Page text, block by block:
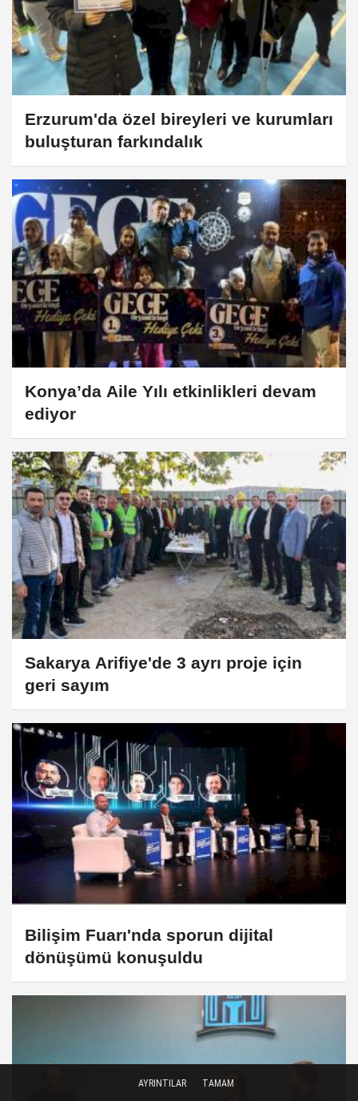
Erzurum'da özel bireyleri ve kurumları
buluşturan farkındalık
Konya’da Aile Yılı etkinlikleri devam
ediyor
Sakarya Arifiye'de 3 ayrı proje için
geri sayım
Bilişim Fuarı'nda sporun dijital
dönüşümü konuşuldu
AYRINTILAR TAMAM